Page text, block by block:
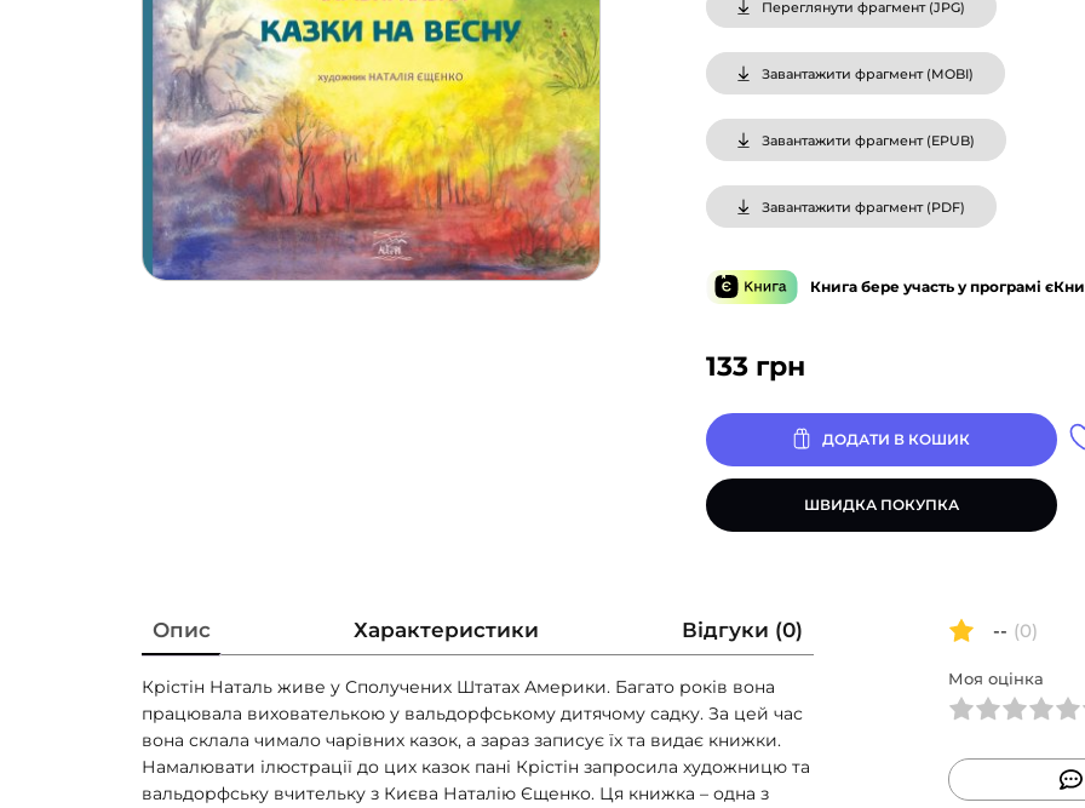
133 грн
Переглянути фрагмент (JPG)
Завантажити фрагмент (MOBI)
Завантажити фрагмент (EPUB)
Завантажити фрагмент (PDF)
Книга бере участь у програмі
ДОДАТИ В КОШИК
ШВИДКА ПОКУПКА
Опис Характеристики Відгуки (0)
Крістін Наталь живе у Сполучених Штатах Америки. Багато років вона
працювала вихователькою у вальдорфському дитячому садку. За цей час
вона склала чимало чарівних казок, а зараз записує їх та видає книжки.
Намалювати ілюстрації до цих казок пані Крістін запросила художницю та
вальдорфську вчительку з Києва Наталію Єщенко. Ця книжка – одна з
-- (0)
Моя оцінка